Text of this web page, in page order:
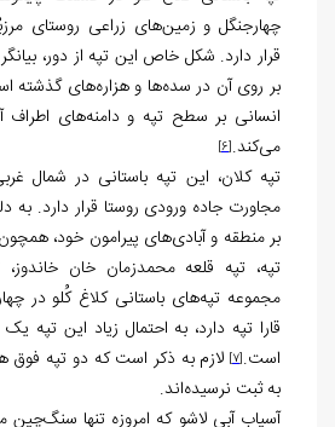
چهارجنگل و زمین‌های زراعی روستای
قرار دارد. شکل خاص این تپه از دور،
بر روی آن در سده‌ها و هزاره‌های گذشته
انسانی بر سطح تپه و دامنه‌های اطراف
می‌کند.[6]
تپه کلان، این تپه باستانی در شمال
مجاورت جاده ورودی روستا قرار دارد.
بر منطقه و آبادی‌های پیرامون خود،
تپه، تپه قلعه محمدزمان خان
مجموعه تپه‌های باستانی کلاغ کُلو در
قارا تپه دارد، به احتمال زیاد این تپه
است.[7]
لازم به ذکر است که دو تپه فوق
به ثبت نرسیده‌اند.
آسیاب آبی لاشو که امروزه تنها سنگ‌چین